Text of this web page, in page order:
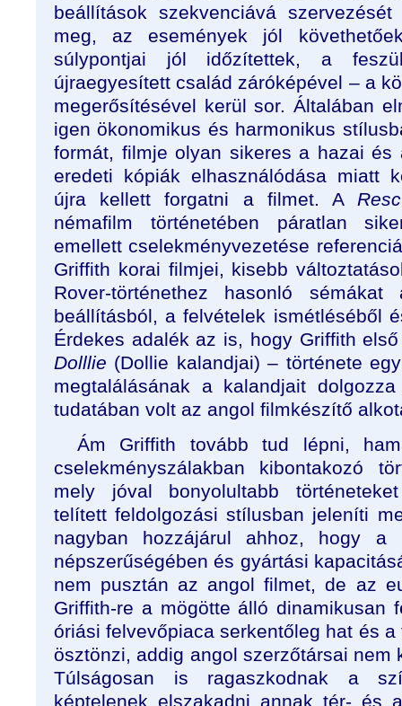
beállítások szekvenciává
meg, az események jól
súlypontjai jól időzítettek, a
újraegyesített család záróképével – a
megerősítésével kerül sor. Általában
igen ökonomikus és harmonikus
formát, filmje olyan sikeres a hazai
eredeti kópiák elhasználódása miatt
újra kellett forgatni a filmet. A
némafilm történetében páratlan
emellett cselekményvezetése
Griffith korai filmjei, kisebb
Rover-történethez hasonló
beállításból, a felvételek ismétléséből
Érdekes adalék az is, hogy Griffith
Dolllie (Dollie kalandjai) – története
megtalálásának a kalandjait
tudatában volt az angol filmkészítő
Ám Griffith tovább tud lépni,
cselekményszálakban kibontakozó
mely jóval bonyolultabb
telített feldolgozási stílusban jeleníti
nagyban hozzájárul ahhoz, hogy
népszerűségében és gyártási
nem pusztán az angol filmet, de az
Griffith-re a mögötte álló dinamikusan
óriási felvevőpiaca serkentőleg hat és
ösztönzi, addig angol szerzőtársai nem
Túlságosan is ragaszkodnak a
képtelenek elszakadni annak tér- és